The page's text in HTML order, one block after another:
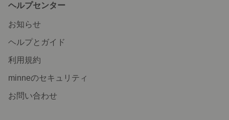
ヘルプセンター
お知らせ
ヘルプとガイド
利用規約
minneのセキュリティ
お問い合わせ